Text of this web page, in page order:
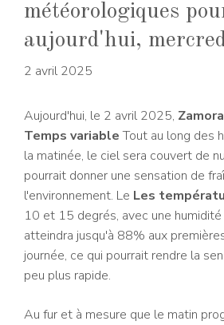
météorologiques
aujourd'hui,
2 avril 2025
Aujourd'hui, le 2 avril 2025, Zamora
Temps variableTout au long des
la matinée, le ciel sera couvert de
pourrait donner une sensation de
l'environnement. Le Les
10 et 15 degrés, avec une
atteindra jusqu'à 88% aux
journée, ce qui pourrait rendre la
peu plus rapide.
Au fur et à mesure que le matin